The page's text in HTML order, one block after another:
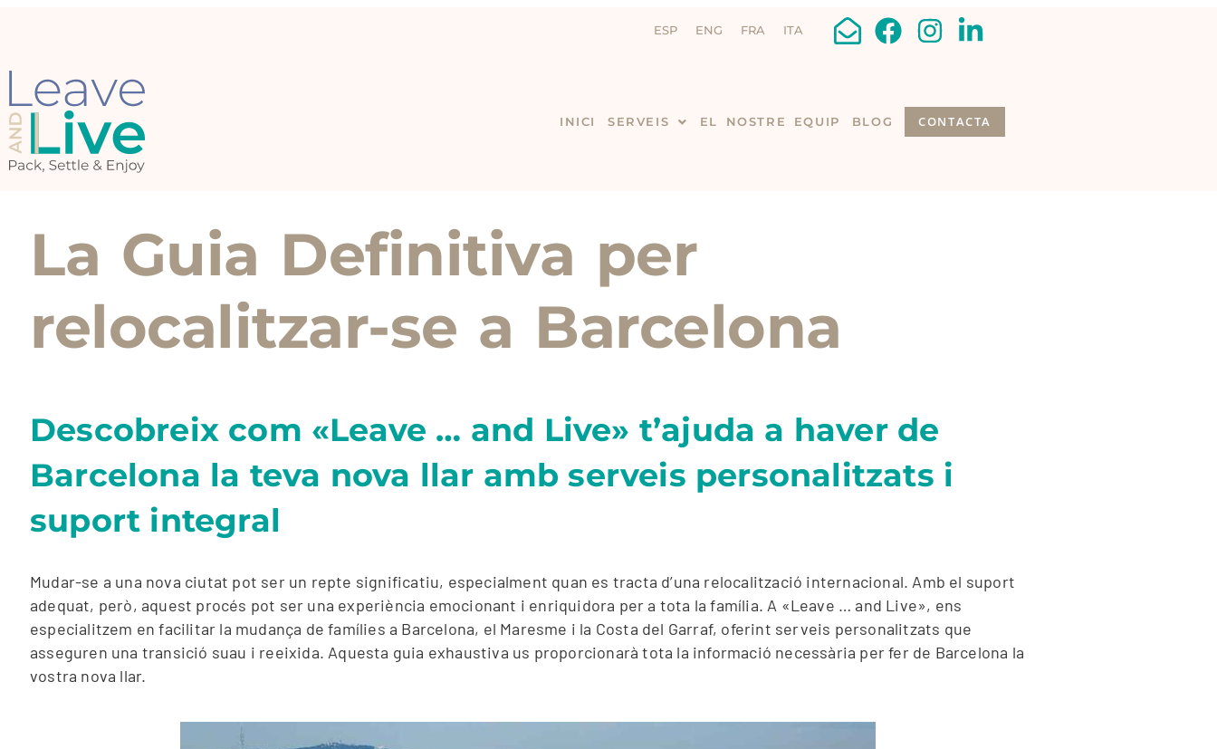
ESP ENG FRA ITA
INICI SERVEIS EL NOSTRE EQUIP BLOG CONTACTA
La Guia Definitiva per
relocalitzar-se a Barcelona
Descobreix com «Leave … and Live» t’ajuda a haver de
Barcelona la teva nova llar amb serveis personalitzats i
suport integral
Mudar-se a una nova ciutat pot ser un repte significatiu, especialment quan es tracta d’una relocalització internacional. Amb el suport
adequat, però, aquest procés pot ser una experiència emocionant i enriquidora per a tota la família. A «Leave … and Live», ens
especialitzem en facilitar la mudança de famílies a Barcelona, ​​el Maresme i la Costa del Garraf, oferint serveis personalitzats que
asseguren una transició suau i reeixida. Aquesta guia exhaustiva us proporcionarà tota la informació necessària per fer de Barcelona la
vostra nova llar.